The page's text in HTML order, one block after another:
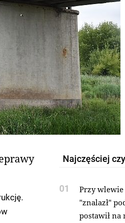
Najczęściej
01
Przy
"znalazł"
postawił na